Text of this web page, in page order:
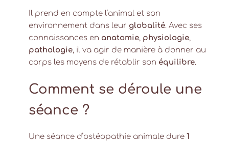
Il prend en compte l’animal et son
environnement dans leur globalité. Avec ses
connaissances en anatomie, physiologie,
pathologie, il va agir de manière à donner au
corps les moyens de rétablir son équilibre.
Comment se déroule une
séance ?
Une séance d’ostéopathie animale dure 1